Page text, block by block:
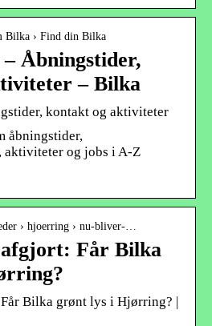
Bilka › Find din Bilka
Åbningstider,
– Bilka
kontakt og aktiviteter
åbningstider,
og jobs i A-Z
› hjoerring › nu-bliver-…
Får Bilka
Bilka grønt lys i Hjørring? |